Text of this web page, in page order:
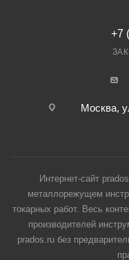
+7
Москва,
Интернет-сайт
металлорежущем
токарных работ. Весь
производителей
prados.ru без